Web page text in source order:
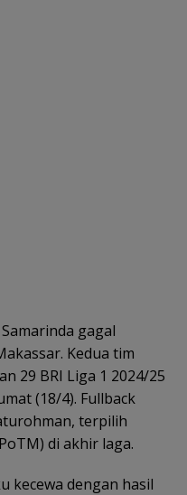
gagal
Kedua tim
29 BRI Liga 1 2024/25
(18/4). Fullback
terpilih
di akhir laga.
kecewa dengan hasil